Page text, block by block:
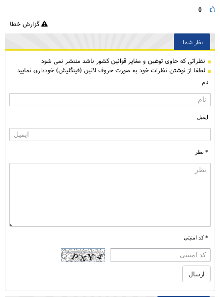
0
گزارش خطا
نظر شما
نظراتی كه حاوی توهین و مغایر قوانین کشور باشد منتشر نمی شود
لطفا از نوشتن نظرات خود به صورت حروف لاتین (فینگلیش) خودداری نمایید
نام
ایمیل
* نظر
* کد امنیتی